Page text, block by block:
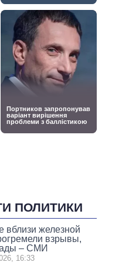
ПОЛИТИКИ
вблизи железной
взрывы,
– СМИ
16:33